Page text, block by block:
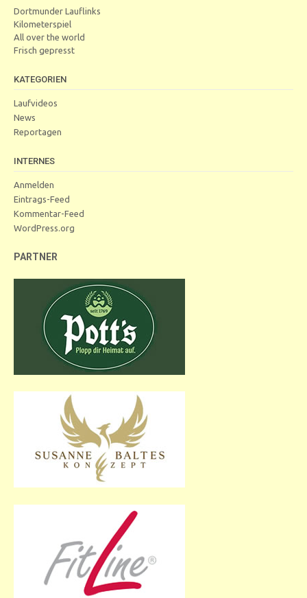
Dortmunder Lauflinks
Kilometerspiel
All over the world
Frisch gepresst
KATEGORIEN
Laufvideos
News
Reportagen
INTERNES
Anmelden
Eintrags-Feed
Kommentar-Feed
WordPress.org
PARTNER